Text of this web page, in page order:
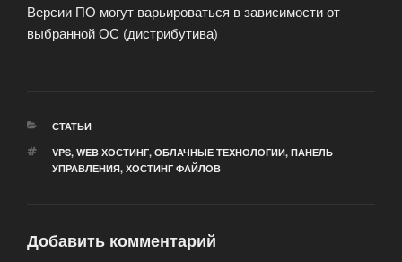
Версии ПО могут варьироваться в зависимости от
выбранной ОС (дистрибутива)
РУБРИКИ
СТАТЬИ
МЕТКИ
VPS, WEB ХОСТИНГ, ОБЛАЧНЫЕ ТЕХНОЛОГИИ, ПАНЕЛЬ
УПРАВЛЕНИЯ, ХОСТИНГ ФАЙЛОВ
Добавить комментарий